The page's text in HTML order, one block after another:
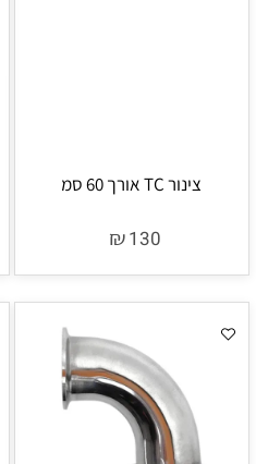
צינור TC אורך 60 סמ
₪130